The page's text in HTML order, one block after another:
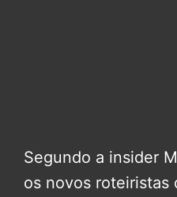
Segundo a insider
os novos roteiristas